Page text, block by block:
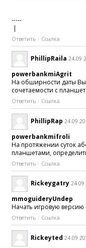
-----
|
Ответить Ссылка
PhillipRaila
powerbankmiAgrit
На обширности даты Вы
сочетаемости с
Ответить Ссылка
PhillipRap
powerbankmifroli
На протяжении суток
планшетами,
Ответить Ссылка
Rickeygatry
mmoguideryUndep
Начать игровую
Ответить Ссылка
Rickeyted